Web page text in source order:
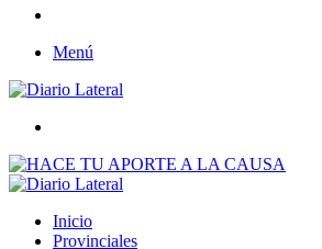
Menú
Inicio
Provinciales